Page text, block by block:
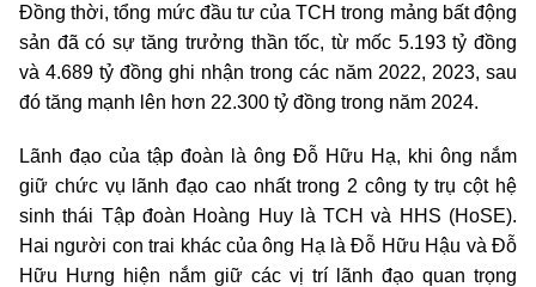
Đồng thời, tổng mức đầu tư của TCH trong mảng bất động
sản đã có sự tăng trưởng thần tốc, từ mốc 5.193 tỷ đồng
và 4.689 tỷ đồng ghi nhận trong các năm 2022, 2023, sau
đó tăng mạnh lên hơn 22.300 tỷ đồng trong năm 2024.
Lãnh đạo của tập đoàn là ông Đỗ Hữu Hạ, khi ông nắm
giữ chức vụ lãnh đạo cao nhất trong 2 công ty trụ cột hệ
sinh thái Tập đoàn Hoàng Huy là TCH và HHS (HoSE).
Hai người con trai khác của ông Hạ là Đỗ Hữu Hậu và Đỗ
Hữu Hưng hiện nắm giữ các vị trí lãnh đạo quan trọng